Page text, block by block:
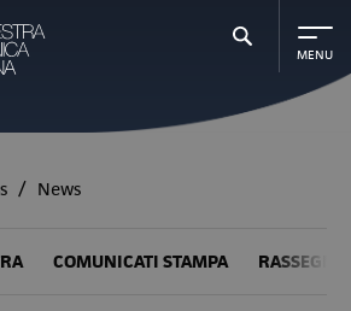
/ News
COMUNICATI STAMPA